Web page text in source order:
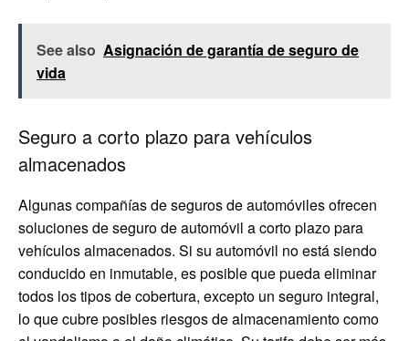
See also Asignación de garantía de seguro de
vida
Seguro a corto plazo para vehículos
almacenados
Algunas compañías de seguros de automóviles ofrecen
soluciones de seguro de automóvil a corto plazo para
vehículos almacenados. Si su automóvil no está siendo
conducido en inmutable, es posible que pueda eliminar
todos los tipos de cobertura, excepto un seguro integral,
lo que cubre posibles riesgos de almacenamiento como